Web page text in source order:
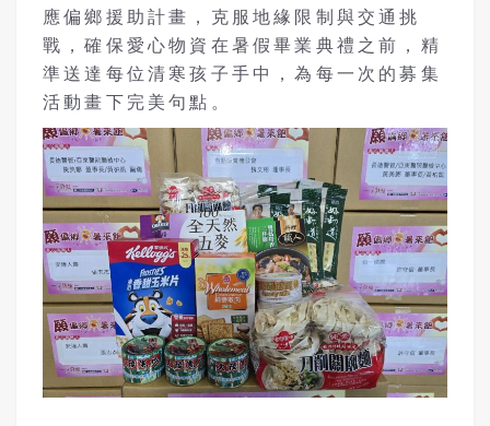
應偏鄉援助計畫，克服地緣限制與交通挑
戰，確保愛心物資在暑假畢業典禮之前，精
準送達每位清寒孩子手中，為每一次的募集
活動畫下完美句點。